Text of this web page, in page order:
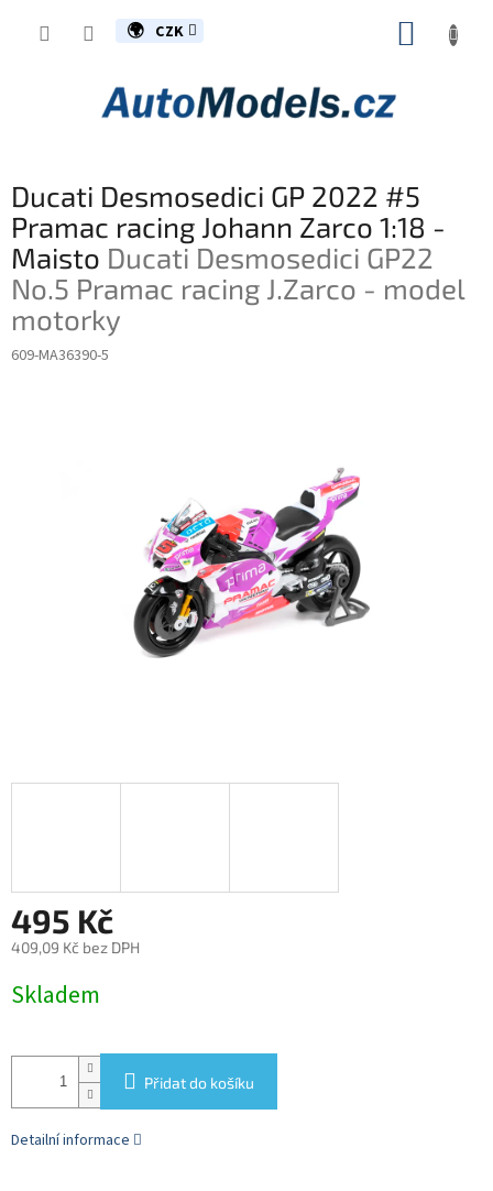
CZK
Ducati Desmosedici GP 2022 #5
Pramac racing Johann Zarco 1:18 -
Maisto Ducati Desmosedici GP22
No.5 Pramac racing J.Zarco - model
motorky
609-MA36390-5
495 Kč
409,09 Kč bez DPH
cena:
Skladem
Přidat do košíku
Detailní informace